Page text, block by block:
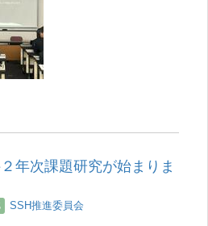
年次課題研究が始まりま
SSH推進委員会